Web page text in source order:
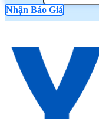
Nhận Báo Giá